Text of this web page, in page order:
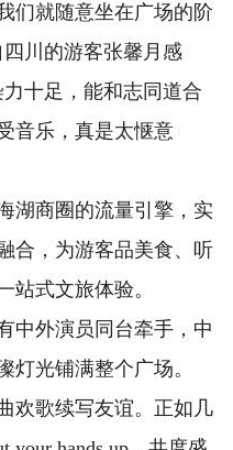
们就随意坐在广场的阶
川的游客张馨月感
十足，能和志同道合
音乐，真是太惬意
商圈的流量引擎，实
合，为游客品美食、听
站式文旅体验。
外演员同台牵手，中
灯光铺满整个广场。
歌续写友谊。正如几